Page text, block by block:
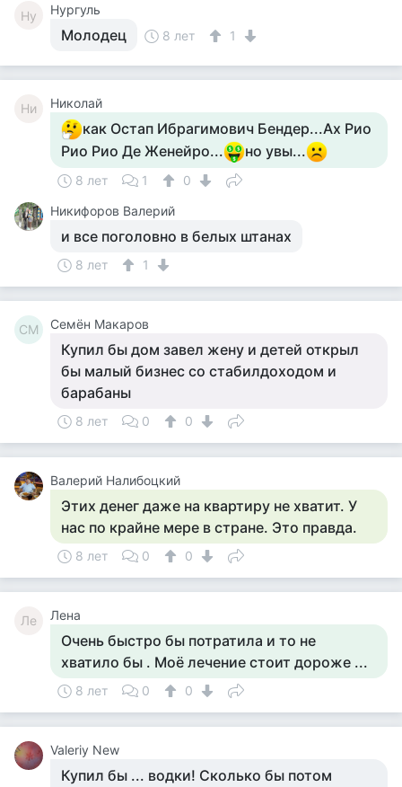
Ну Нургуль
Молодец 8 лет 1
Ни Николай
как Остап Ибрагимович Бендер...Ах Рио
Рио Рио Де Женейро...
но увы...
8 лет 1
0
Никифоров Валерий
и все поголовно в белых штанах
8 лет 1
СМ Семён Макаров
Купил бы дом завел жену и детей открыл
бы малый бизнес со стабилдоходом и
барабаны
8 лет 0 0
Валерий Налибоцкий
Этих денег даже на квартиру не хватит. У
нас по крайне мере в стране. Это правда.
8 лет 0 0
Ле Лена
Очень быстро бы потратила и то не
хватило бы . Моё лечение стоит дороже ...
8 лет 0 0
Valeriy New
Купил бы ... водки! Сколько бы потом